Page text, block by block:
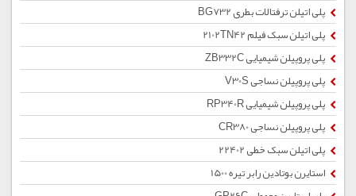
پلی اتیلن ترفتالات بطری BG732
پلی اتیلن سبک فیلم 2102TN42
پلی پروپیلن شیمیایی ZB332C
پلی پروپیلن نساجی V30S
پلی پروپیلن شیمیایی RP340R
پلی پروپیلن نساجی CR380
پلی اتیلن سبک خطی 22402
استایرن بوتادین رابر تیره 1500